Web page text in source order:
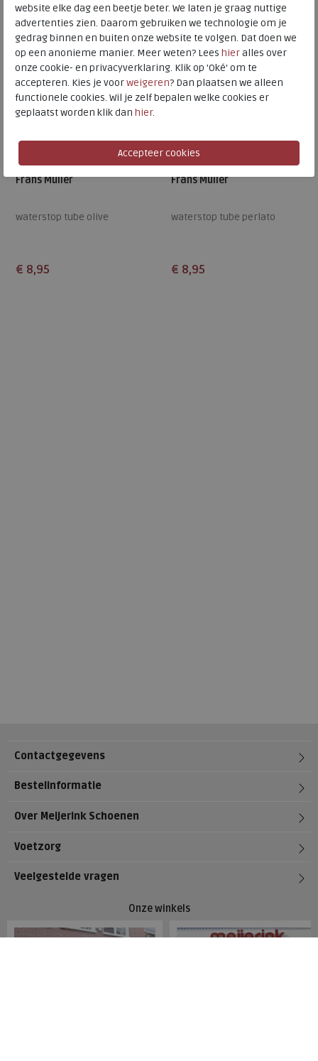
Frans Muller
waterstop tube olive
€ 8,95
Frans Muller
waterstop tube perlato
€ 8,95
Contactgegevens
Bestelinformatie
Over Meijerink Schoenen
Voetzorg
Veelgestelde vragen
Onze winkels
website elke dag een beetje beter. We laten je graag nuttige
advertenties zien. Daarom gebruiken we technologie om je
gedrag binnen en buiten onze website te volgen. Dat doen we
op een anonieme manier. Meer weten? Lees hieralles over
onze cookie- en privacyverklaring. Klik op 'Oké' om te
accepteren. Kies je voorweigeren? Dan plaatsen we alleen
functionele cookies. Wil je zelf bepalen welke cookies er
geplaatst worden klik dan hier.